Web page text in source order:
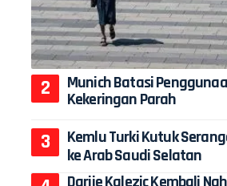
Munich Batasi
Kekeringan Parah
Kemlu Turki Kutuk
ke Arab Saudi Selatan